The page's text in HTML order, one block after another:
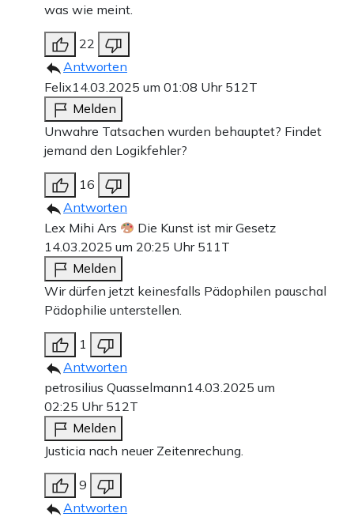
was wie meint.
22
Antworten
Felix14.03.2025 um 01:08 Uhr 512T
Melden
Unwahre Tatsachen wurden behauptet? Findet
jemand den Logikfehler?
16
Antworten
Lex Mihi Ars
Die Kunst ist mir Gesetz
14.03.2025 um 20:25 Uhr 511T
Melden
Wir dürfen jetzt keinesfalls Pädophilen pauschal
Pädophilie unterstellen.
1
Antworten
petrosilius Quasselmann14.03.2025 um
02:25 Uhr 512T
Melden
Justicia nach neuer Zeitenrechung.
9
Antworten